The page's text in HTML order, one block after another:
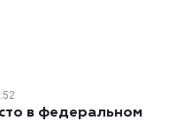
в федеральном